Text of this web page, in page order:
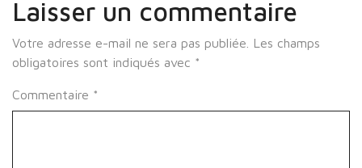
Laisser un commentaire
Votre adresse e-mail ne sera pas publiée.
Les champs
obligatoires sont indiqués avec *
Commentaire *